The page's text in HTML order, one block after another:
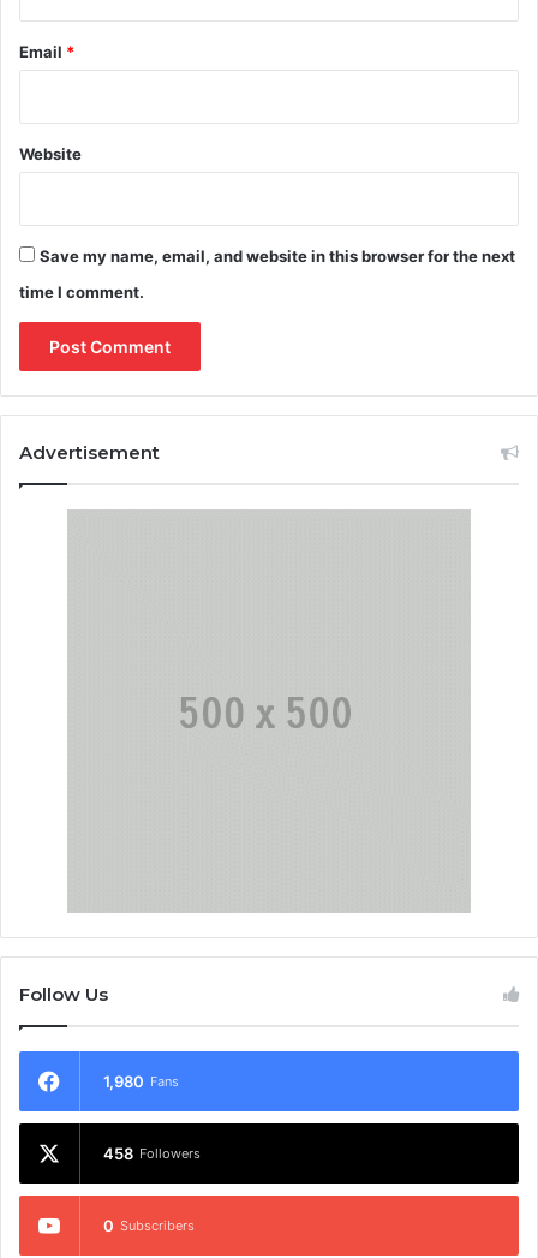
Email *
Website
Save my name, email, and website in this browser for the next
time I comment.
Advertisement
Follow Us
1,980 Fans
458 Followers
0 Subscribers